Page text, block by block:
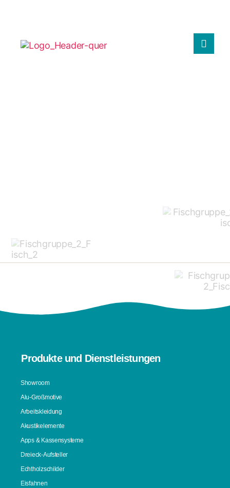
Produkte und Dienstleistungen
Showroom
Alu-Großmotive
Arbeitskleidung
Akustikelemente
Apps & Kassensysteme
Dreieck-Aufsteller
Echtholzschilder
Eisfahnen